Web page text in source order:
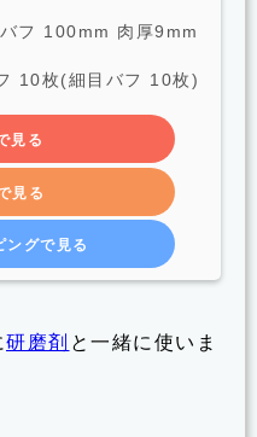
フ 100mm 肉厚9mm
10枚(細目バフ 10枚)
見る
見る
グで見る
研磨剤 と一緒に使いま